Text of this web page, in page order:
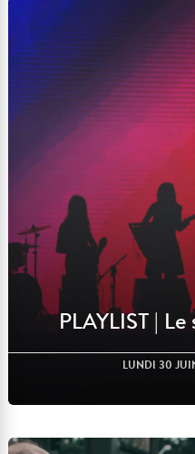
PLAYLIST |
LUNDI 30